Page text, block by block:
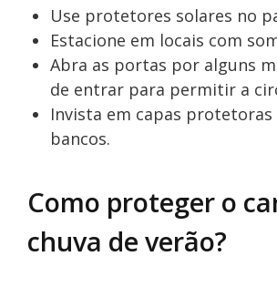
Use protetores solares no
Estacione em locais com
Abra as portas por alguns
de entrar para permitir a
Invista em capas protetoras
bancos.
Como proteger o
chuva de verão?